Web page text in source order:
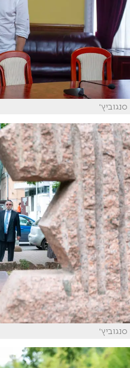
סנגוביץ'
סנגוביץ'